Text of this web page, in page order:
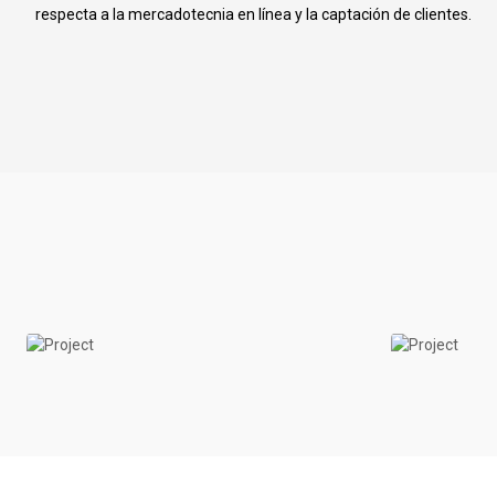
respecta a la mercadotecnia en línea y la captación de clientes.